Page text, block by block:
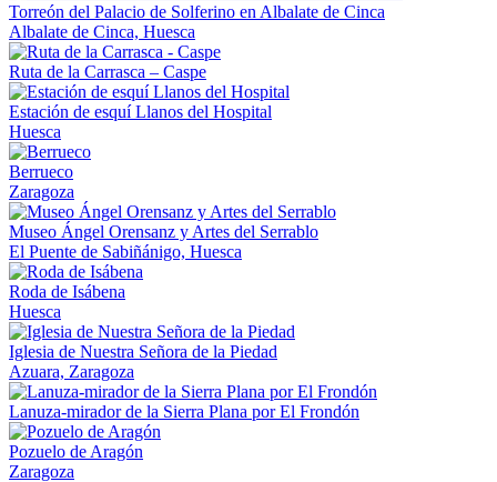
Torreón del Palacio de Solferino en Albalate de Cinca
Albalate de Cinca, Huesca
Ruta de la Carrasca – Caspe
Estación de esquí Llanos del Hospital
Huesca
Berrueco
Zaragoza
Museo Ángel Orensanz y Artes del Serrablo
El Puente de Sabiñánigo, Huesca
Roda de Isábena
Huesca
Iglesia de Nuestra Señora de la Piedad
Azuara, Zaragoza
Lanuza-mirador de la Sierra Plana por El Frondón
Pozuelo de Aragón
Zaragoza